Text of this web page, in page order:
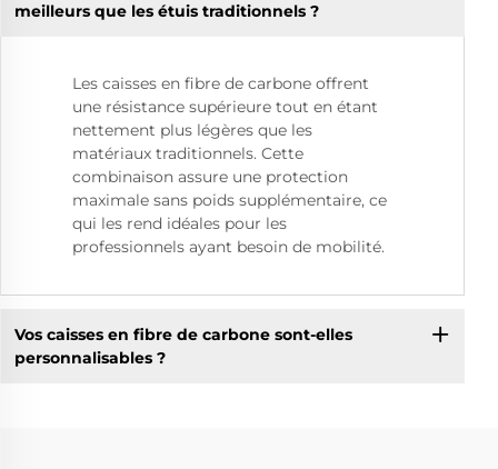
meilleurs que les étuis traditionnels ?
Les caisses en fibre de carbone offrent
une résistance supérieure tout en étant
nettement plus légères que les
matériaux traditionnels. Cette
combinaison assure une protection
maximale sans poids supplémentaire, ce
qui les rend idéales pour les
professionnels ayant besoin de mobilité.
Vos caisses en fibre de carbone sont-elles
personnalisables ?